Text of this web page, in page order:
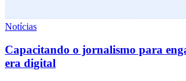
Notícias
Capacitando o jornalismo para
era digital